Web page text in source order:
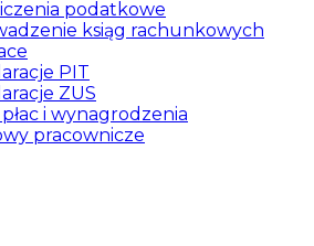
podatkowe
ksiąg rachunkowych
PIT
ZUS
płac i wynagrodzenia
pracownicze